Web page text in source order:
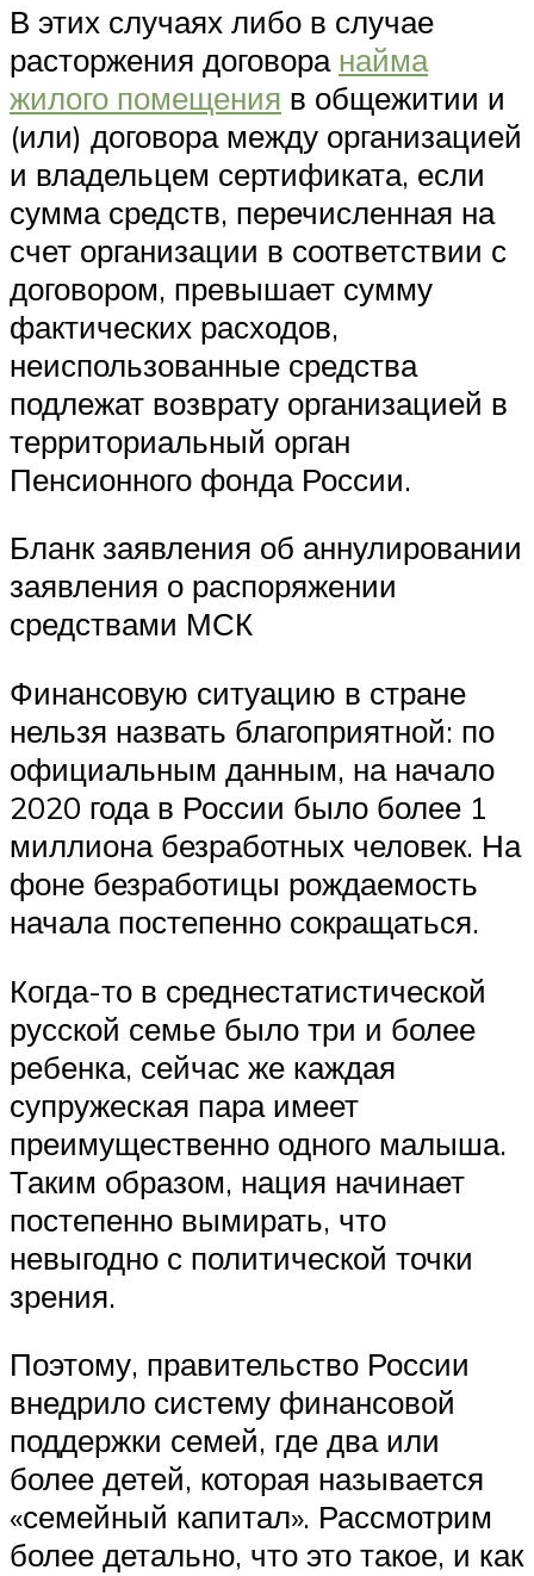
В этих случаях либо в случае
расторжения договора найма
жилого помещения в общежитии и
(или) договора между организацией
и владельцем сертификата, если
сумма средств, перечисленная на
счет организации в соответствии с
договором, превышает сумму
фактических расходов,
неиспользованные средства
подлежат возврату организацией в
территориальный орган
Пенсионного фонда России.
Бланк заявления об аннулировании
заявления о распоряжении
средствами МСК
Финансовую ситуацию в стране
нельзя назвать благоприятной: по
официальным данным, на начало
2020 года в России было более 1
миллиона безработных человек. На
фоне безработицы рождаемость
начала постепенно сокращаться.
Когда-то в среднестатистической
русской семье было три и более
ребенка, сейчас же каждая
супружеская пара имеет
преимущественно одного малыша.
Таким образом, нация начинает
постепенно вымирать, что
невыгодно с политической точки
зрения.
Поэтому, правительство России
внедрило систему финансовой
поддержки семей, где два или
более детей, которая называется
«семейный капитал». Рассмотрим
более детально, что это такое, и как